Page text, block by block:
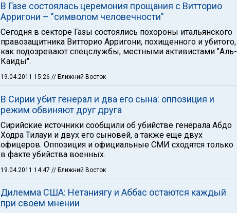
В Газе состоялась церемония прощания с Витторио
Арригони – "символом человечности"
Сегодня в секторе Газы состоялись похороны итальянского
правозащитника Витторио Арригони, похищенного и убитого,
как подозревают спецслужбы, местными активистами "Аль-
Каиды".
19.04.2011 15:26 // Ближний Восток
В Сирии убит генерал и два его сына: оппозиция и
режим обвиняют друг друга
Сирийские источники сообщили об убийстве генерала Абдо
Ходра Тилауи и двух его сыновей, а также еще двух
офицеров. Оппозиция и официальные СМИ сходятся только
в факте убийства военных.
19.04.2011 14:47 // Ближний Восток
Дилемма США: Нетаниягу и Аббас остаются каждый
при своем мнении